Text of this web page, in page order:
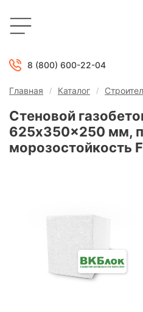
8 (800) 600-22-04
Главная Каталог
Стеновой
625x350x250 мм,
морозостойкость